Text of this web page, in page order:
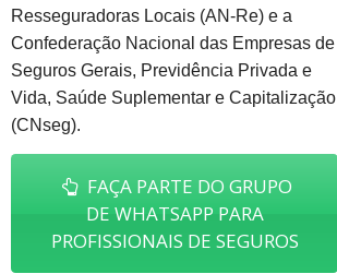
Resseguradoras Locais (AN-Re) e a
Confederação Nacional das Empresas de
Seguros Gerais, Previdência Privada e
Vida, Saúde Suplementar e Capitalização
(CNseg).
FAÇA PARTE DO GRUPO
DE WHATSAPP PARA
PROFISSIONAIS DE SEGUROS